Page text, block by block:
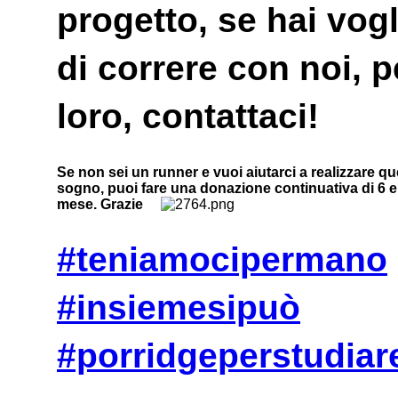
progetto, se hai
di correre con noi,
loro, contattaci!
Se non sei un runner e vuoi aiutarci a realizzare
sogno, puoi fare una donazione continuativa di 6
mese. Grazie
#teniamocipermano
#insiemesipuò